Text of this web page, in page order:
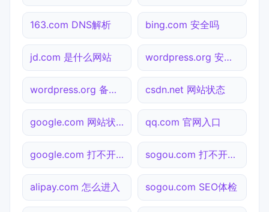
163.com DNS解析 bing.com 安全吗
jd.com 是什么网站 wordpress.org 安全吗
wordpress.org 备案查询 csdn.net 网站状态
google.com 网站状态 qq.com 官网入口
google.com 打不开检测 sogou.com 打不开检测
alipay.com 怎么进入 sogou.com SEO体检